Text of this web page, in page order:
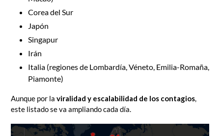
Corea del Sur
Japón
Singapur
Irán
Italia (regiones de Lombardía, Véneto, Emilia-Romaña,
Piamonte)
Aunque por la viralidad y escalabilidad de los contagios,
este listado se va ampliando cada día.